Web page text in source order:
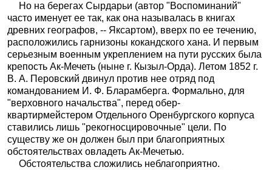
Но на берегах Сырдарьи (автор "Воспоминаний"
часто именует ее так, как она называлась в книгах
древних географов, -- Яксартом), вверх по ее течению,
расположились гарнизоны кокандского хана. И первым
серьезным военным укреплением на пути русских была
крепость Ак-Мечеть (ныне г. Кызыл-Орда). Летом 1852 г.
В. А. Перовский двинул против нее отряд под
командованием И. Ф. Бларамберга. Формально, для
"верховного начальства", перед обер-
квартирмейстером Отдельного Оренбургского корпуса
ставились лишь "рекогносцировочные" цели. По
существу же он должен был при благоприятных
обстоятельствах овладеть Ак-Мечетью.
Обстоятельства сложились неблагоприятно.